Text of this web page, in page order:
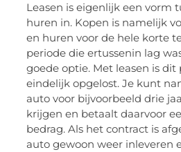
Leasen is eigenlijk een vorm
huren in. Kopen is namelijk
en huren voor de hele korte
periode die ertussenin lag
goede optie. Met leasen is
eindelijk opgelost. Je kunt
auto voor bijvoorbeeld drie
krijgen en betaalt daarvoor
bedrag. Als het contract is
auto gewoon weer inleveren